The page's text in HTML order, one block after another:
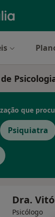
que
Psiquiatra
Dra.
Psicólogo